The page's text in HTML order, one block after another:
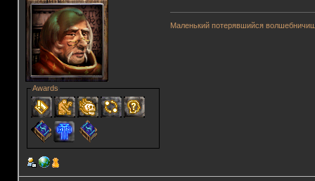
Awards
Маленький потерявшийся